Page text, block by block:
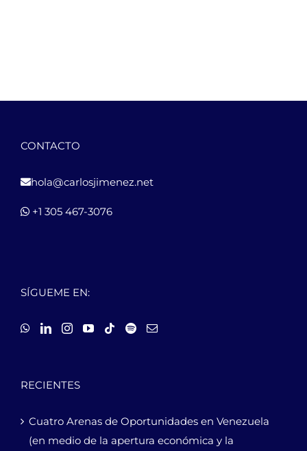
CONTACTO
hola@carlosjimenez.net
+1 305 467-3076
SÍGUEME EN:
RECIENTES
Cuatro Arenas de Oportunidades en Venezuela
(en medio de la apertura económica y la